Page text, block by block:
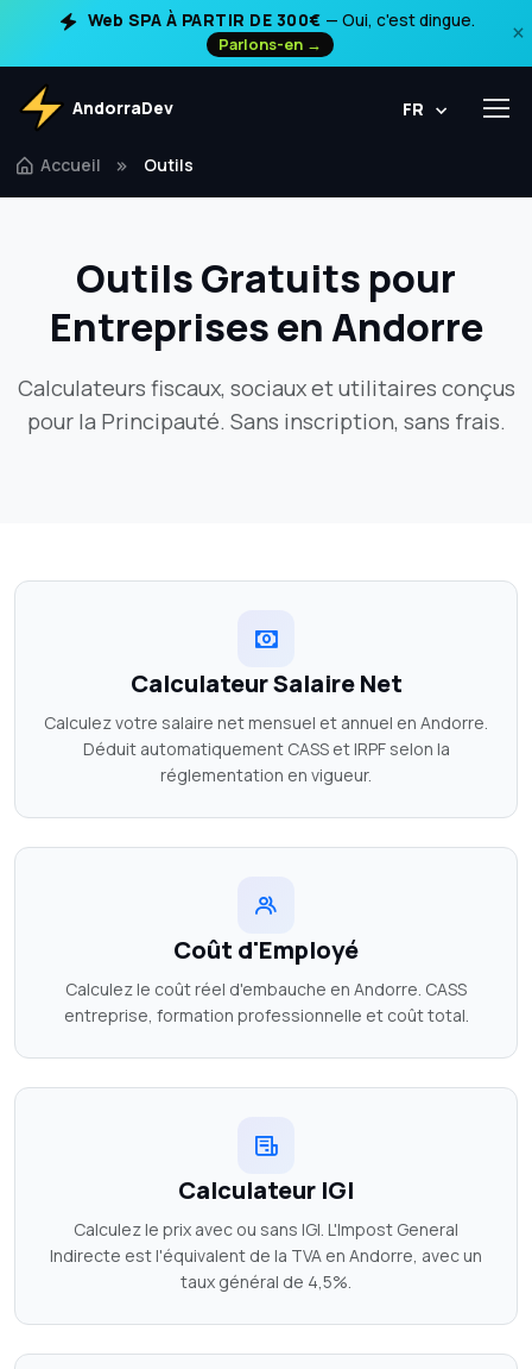
Web SPA À PARTIR DE 300€ — Oui, c'est dingue.
Parlons-en →
×
AndorraDev FR
Accueil Outils
Outils Gratuits pour
Entreprises en Andorre
Calculateurs fiscaux, sociaux et utilitaires conçus
pour la Principauté. Sans inscription, sans frais.
Calculateur Salaire Net
Calculez votre salaire net mensuel et annuel en Andorre.
Déduit automatiquement CASS et IRPF selon la
réglementation en vigueur.
Coût d'Employé
Calculez le coût réel d'embauche en Andorre. CASS
entreprise, formation professionnelle et coût total.
Calculateur IGI
Calculez le prix avec ou sans IGI. L'Impost General
Indirecte est l'équivalent de la TVA en Andorre, avec un
taux général de 4,5%.